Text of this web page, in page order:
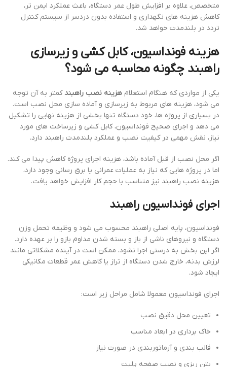
متخصص، علاوه بر افزایش طول عمر دستگاه، باعث عملکرد ایمن تر،
کاهش هزینه های نگهداری و استفاده بدون دردسر از سیستم کنترل
تردد در بلندمدت خواهد شد.
هزینه فونداسیون، کابل کشی و زیرسازی
راهبند چگونه محاسبه می شود؟
یکی از مواردی که هنگام استعلام هزینه نصب راهبند کمتر به آن توجه
می شود، هزینه های مربوط به زیرسازی و آماده سازی محل نصب است.
در بسیاری از پروژه ها، خود دستگاه تنها بخشی از هزینه نهایی را تشکیل
می دهد و اجرای صحیح فونداسیون، کابل کشی و زیرساخت های مورد
نیاز، نقش مهمی در کیفیت نصب و عملکرد بلندمدت راهبند دارد.
اگر محل نصب از قبل آماده باشد، هزینه اجرای پروژه کاهش پیدا می کند.
اما در پروژه هایی که نیاز به عملیات عمرانی یا برق رسانی وجود دارد،
هزینه نصب راهبند نیز متناسب با حجم کار افزایش خواهد یافت.
اجرای فونداسیون راهبند
فونداسیون، پایه اصلی راهبند محسوب می شود و وظیفه تحمل وزن
دستگاه و نیروهای ناشی از باز و بسته شدن مداوم بازو را بر عهده دارد.
اگر این بخش به درستی اجرا نشود، ممکن است در آینده مشکلاتی مانند
لرزش بدنه، خارج شدن دستگاه از تراز یا کاهش عمر قطعات مکانیکی
ایجاد شود.
اجرای فونداسیون معمولا شامل مراحل زیر است:
تعیین محل دقیق نصب
خاک برداری در ابعاد مناسب
قالب بندی و آرماتوربندی در صورت نیاز
بتن ریزی و نصب صفحه پلیت